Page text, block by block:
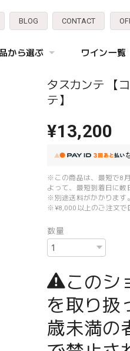
BLOG CONTACT
から選ぶ ワイン一覧
タスカンテ 【
テ】
¥13,200
※この商品は、最短で8
よって、最短到着日に数
※別途送料がかかります。
※¥8,000以上のご注文で
数量
このシ
を取り扱
歳未満の